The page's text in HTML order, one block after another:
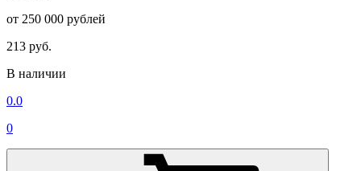
от 250 000 рублей
213 руб.
В наличии
0.0
0